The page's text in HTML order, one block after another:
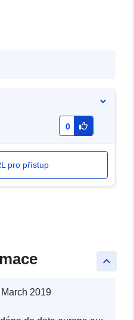
0
pro přístup
keyboard_arrow_up
2019